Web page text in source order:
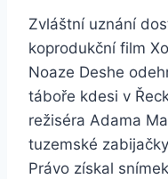
Zvláštní uznání
koprodukční film
Noaze Deshe
táboře kdesi v
režiséra Adama
tuzemské
Právo získal